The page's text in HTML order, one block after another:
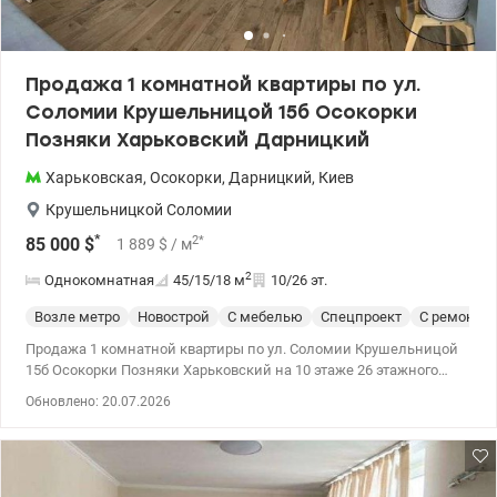
Продажа 1 комнатной квартиры по ул.
Соломии Крушельницой 15б Осокорки
Позняки Харьковский Дарницкий
Харьковская, Осокорки, Дарницкий, Киев
Крушельницкой Соломии
85 000 $* 1 889 $ / м2*
Однокомнатная 45/15/18 м2 10/26 эт.
Возле метро Новострой С мебелью Спецпроект
С
Продажа 1 комнатной квартиры по ул. Соломии Крушельницой
15б Осокорки Позняки Харьковский на 10 этаже 26 этажного
площадь 15кв.м., площадь кухни 15кв.м. Квартира продается с
работы лифта и водоснабжения. Рассматриваем продажу по
государственным программам. Цена 85000у.е., 0976449950,
Обновлено: 20.07.2026